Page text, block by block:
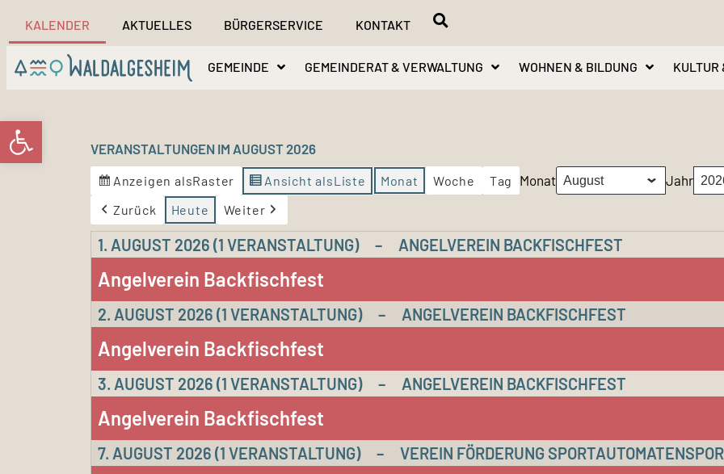
Werkzeugleiste öffnen
KALENDER AKTUELLES BÜRGERSERVICE KONTAKT
GEMEINDE GEMEINDERAT & VERWALTUNG WOHNEN & BILDUNG KULTUR
VERANSTALTUNGEN IM AUGUST 2026
Anzeigen alsRaster Ansicht alsListe Monat Woche Tag Monat Jahr
Zurück Heute Weiter
1. AUGUST 2026 (1 VERANSTALTUNG) – ANGELVEREIN BACKFISCHFEST
Angelverein Backfischfest
2. AUGUST 2026 (1 VERANSTALTUNG) – ANGELVEREIN BACKFISCHFEST
Angelverein Backfischfest
3. AUGUST 2026 (1 VERANSTALTUNG) – ANGELVEREIN BACKFISCHFEST
Angelverein Backfischfest
7. AUGUST 2026 (1 VERANSTALTUNG) – VEREIN FÖRDERUNG